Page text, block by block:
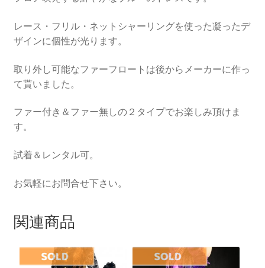
レース・フリル・ネットシャーリングを使った凝ったデ
ザインに個性が光ります。
取り外し可能なファーフロートは後からメーカーに作っ
て貰いました。
ファー付き＆ファー無しの２タイプでお楽しみ頂けま
す。
試着＆レンタル可。
お気軽にお問合せ下さい。
関連商品